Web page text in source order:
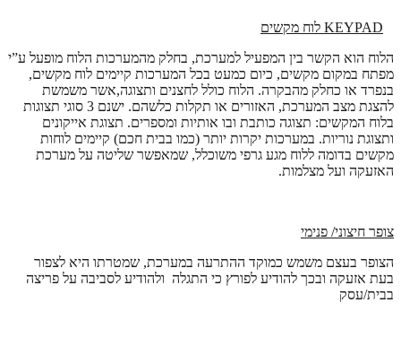
KEYPAD לוח מקשים
הלוח הוא הקשר בין המפעיל למערכת, בחלק מהמערכות הלוח מופעל ע”י
מפתח במקום מקשים, כיום כמעט בכל המערכות קיימים לוח מקשים,
בנפרד או כחלק מהבקרה. הלוח כולל לחצנים ותצוגה,אשר משמשת
להצגת מצב המערכת, האזורים או תקלות כלשהם. ישנם 3 סוגי תצוגות
בלוח המקשים: תצוגה כותבת ובו אותיות ומספרים. תצוגת אייקונים
ותצוגת נוריות. במערכות יקרות יותר (כמו בבית חכם) קיימים לוחות
מקשים בדומה ללוח מגע גרפי משוכלל, שמאפשר שליטה על מערכת
האזעקה ועל מצלמות.
צופר חיצוני/ פנימי
הצופר בעצם משמש כמוקד ההתרעה במערכת, שמטרתו היא לצפור
בעת אזעקה ובכך להודיע לפורץ כי התגלה ולהודיע לסביבה על פריצה
בבית/עסק